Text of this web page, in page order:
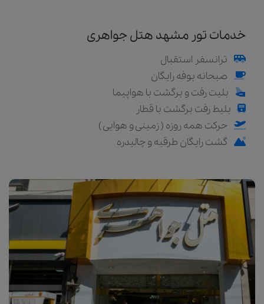
خدمات تور مشهد هتل جواهری
ترانسفر استقبال
صبحانه بوفه رایگان
بلیت رفت و برگشت با هواپیما
بلیط رفت برگشت با قطار
حرکت همه روزه ( زمینی و هوایی )
گشت رایگان طرقبه و چالیدره